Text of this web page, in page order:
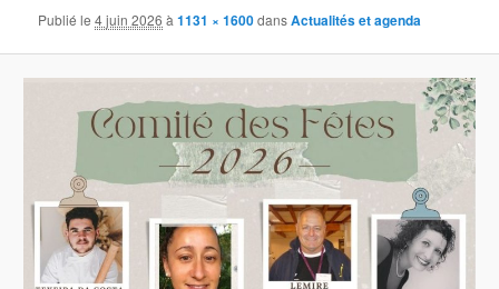
Publié le4 juin 2026 à1131 × 1600dansActualités et agenda